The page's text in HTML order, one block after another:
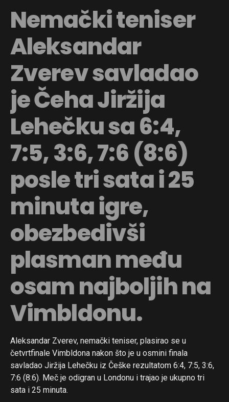
Nemački teniser
Aleksandar
Zverev savladao
je Čeha Jiržija
Lehečku sa 6:4,
7:5, 3:6, 7:6 (8:6)
posle tri sata i 25
minuta igre,
obezbedivši
plasman među
osam najboljih na
Vimbldonu.
Aleksandar Zverev, nemački teniser, plasirao se u
četvrtfinale Vimbldona nakon što je u osmini finala
savladao Jiržija Lehečku iz Češke rezultatom 6:4, 7:5, 3:6,
7:6 (8:6). Meč je odigran u Londonu i trajao je ukupno tri
sata i 25 minuta.